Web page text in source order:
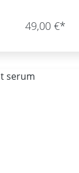
49,00 €*